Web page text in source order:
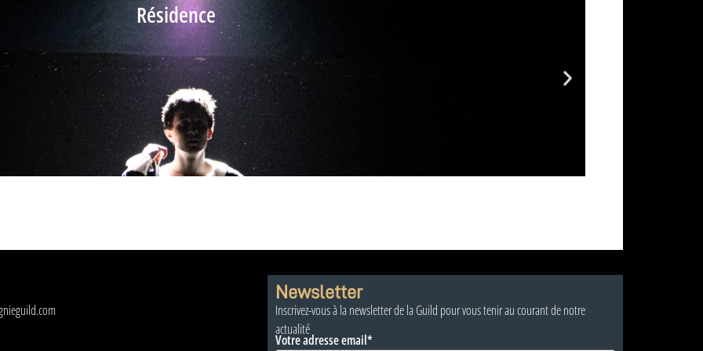
Résidence
Newsletter
Inscrivez-vous à la newsletter de la Guild pour vous tenir au courant de notre
actualité
Votre adresse email*